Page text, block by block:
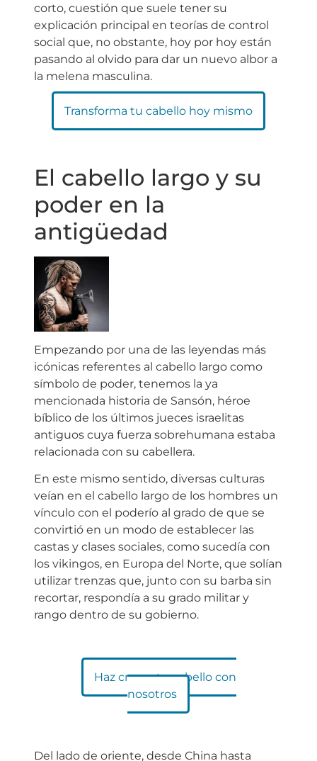
corto, cuestión que suele tener su
explicación principal en teorías de control
social que, no obstante, hoy por hoy están
pasando al olvido para dar un nuevo albor a
la melena masculina.
Transforma tu cabello hoy mismo
El cabello largo y su
poder en la
antigüedad
Empezando por una de las leyendas más
icónicas referentes al cabello largo como
símbolo de poder, tenemos la ya
mencionada historia de Sansón, héroe
bíblico de los últimos jueces israelitas
antiguos cuya fuerza sobrehumana estaba
relacionada con su cabellera.
En este mismo sentido, diversas culturas
veían en el cabello largo de los hombres un
vínculo con el poderío al grado de que se
convirtió en un modo de establecer las
castas y clases sociales, como sucedía con
los vikingos, en Europa del Norte, que solían
utilizar trenzas que, junto con su barba sin
recortar, respondía a su grado militar y
rango dentro de su gobierno.
Haz crecer tu cabello con
nosotros
Del lado de oriente, desde China hasta